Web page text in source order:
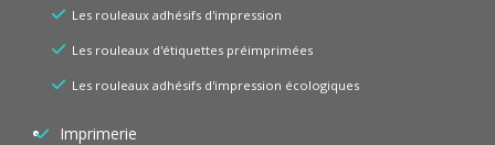
Les rouleaux adhésifs d'impression
Les rouleaux d'étiquettes préimprimées
Les rouleaux adhésifs d'impression écologiques
Imprimerie